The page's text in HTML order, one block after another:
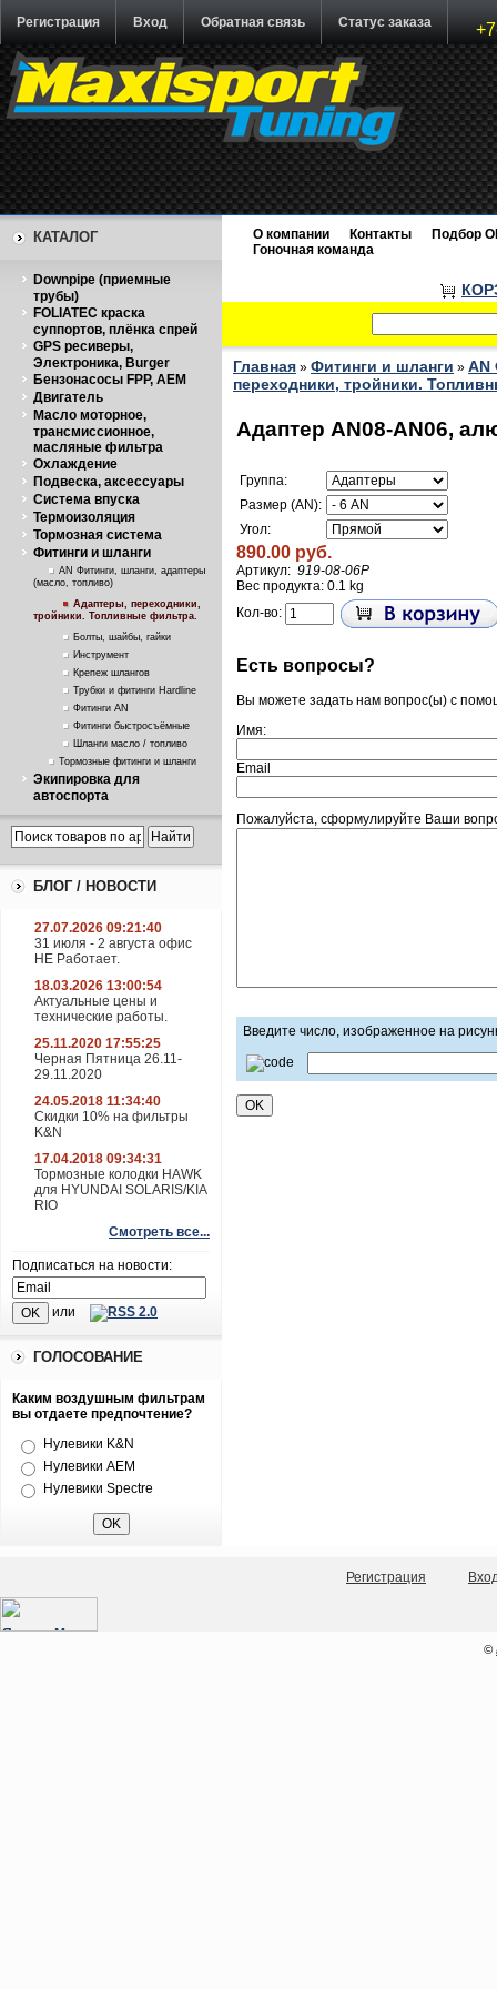
Регистрация Вход Обратная связь Статус заказа
КАТАЛОГ
Downpipe (приемные
трубы)
FOLIATEC краска
суппортов, плёнка спрей
GPS ресиверы,
Электроника, Burger
Бензонасосы FPP, AEM
Двигатель
Масло моторное,
трансмиссионное,
масляные фильтра
Охлаждение
Подвеска, аксессуары
Система впуска
Термоизоляция
Тормозная система
Фитинги и шланги
AN Фитинги, шланги, адаптеры
(масло, топливо)
Адаптеры, переходники,
тройники. Топливные фильтра.
Болты, шайбы, гайки
Инструмент
Крепеж шлангов
Трубки и фитинги Hardline
Фитинги AN
Фитинги быстросъёмные
Шланги масло / топливо
Тормозные фитинги и шланги
Экипировка для
автоспорта
БЛОГ / НОВОСТИ
27.07.2026 09:21:40
31 июля - 2 августа офис
НЕ Работает.
18.03.2026 13:00:54
Актуальные цены и
технические работы.
25.11.2020 17:55:25
Черная Пятница 26.11-
29.11.2020
24.05.2018 11:34:40
Скидки 10% на фильтры
K&N
17.04.2018 09:34:31
Тормозные колодки HAWK
для HYUNDAI SOLARIS/KIA
RIO
Смотреть все...
Подписаться на новости:
или
ГОЛОСОВАНИЕ
Каким воздушным фильтрам
вы отдаете предпочтение?
Нулевики K&N
Нулевики AEM
Нулевики Spectre
О компании Контакты
Подбор
Гоночная команда
Главная » Фитинги и шланги » AN
переходники, тройники.
Адаптер AN08-AN06,
Группа:
Размер (AN):
Угол:
890.00 руб.
Артикул: 919-08-06P
Вес продукта: 0.1 kg
Кол-во:
Есть вопросы?
Вы можете задать нам вопрос(ы) с
Имя:
Email
Пожалуйста, сформулируйте Ваши
Введите число, изображенное на
Регистрация
©